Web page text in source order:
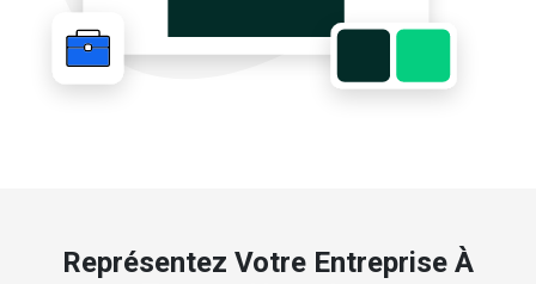
Représentez Votre Entreprise À